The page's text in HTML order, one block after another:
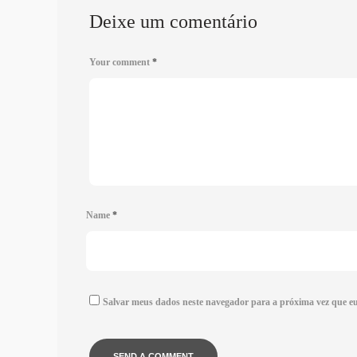
Deixe um comentário
Your comment *
Name *
Salvar meus dados neste navegador para a próxima vez que